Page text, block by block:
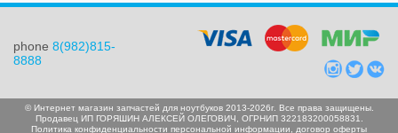
phone 8(982)815-
8888
© Интернет магазин запчастей для ноутбуков 2013-2026г. Все права защищены.
Продавец ИП ГОРЯШИН АЛЕКСЕЙ ОЛЕГОВИЧ, ОГРНИП 322183200058831.
Политика конфиденциальности персональной информации, договор оферты